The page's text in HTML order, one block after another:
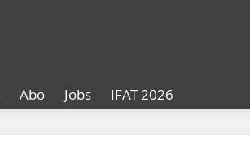
Abo Jobs IFAT 2026